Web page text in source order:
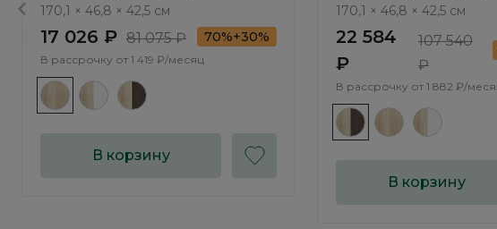
LN002.1
170,1 × 46,8 × 42,5 см
17 026 ₽ 81 075 ₽ 70%+30%
В рассрочку от 1 419 ₽/месяц
В корзину
LN002.3
170,1 × 46,8 × 42,5 см
22 584
₽
107 540
₽
В рассрочку от 1 882 ₽/
В корзину